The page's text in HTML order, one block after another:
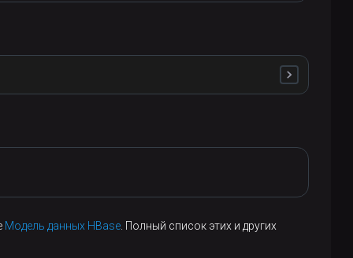
org/slf4j/impl/StaticLoggerBinder.class]
Модель данных HBase . Полный список этих и других